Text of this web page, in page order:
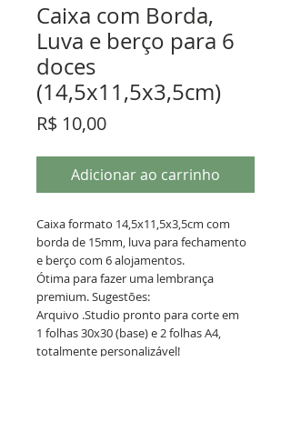
Caixa com Borda,
Luva e berço para 6
doces
(14,5x11,5x3,5cm)
R$ 10,00Preço
Adicionar ao carrinho
Caixa formato 14,5x11,5x3,5cm com
borda de 15mm, luva para fechamento
e berço com 6 alojamentos.
Ótima para fazer uma lembrança
premium. Sugestões:
Arquivo .Studio pronto para corte em
1 folhas 30x30 (base) e 2 folhas A4,
totalmente personalizável!